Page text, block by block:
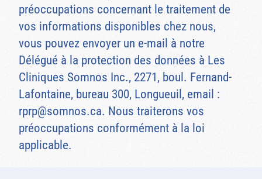
préoccupations concernant le traitement de
vos informations disponibles chez nous,
vous pouvez envoyer un e-mail à notre
Délégué à la protection des données à Les
Cliniques Somnos Inc., 2271, boul. Fernand-
Lafontaine, bureau 300, Longueuil, email :
rprp@somnos.ca. Nous traiterons vos
préoccupations conformément à la loi
applicable.